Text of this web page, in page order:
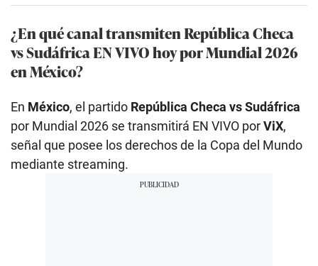
¿En qué canal transmiten República Checa
vs Sudáfrica EN VIVO hoy por Mundial 2026
en México?
En México, el partido República Checa vs Sudáfrica
por Mundial 2026 se transmitirá EN VIVO porViX,
señal que posee los derechos de la Copa del Mundo
mediante streaming.